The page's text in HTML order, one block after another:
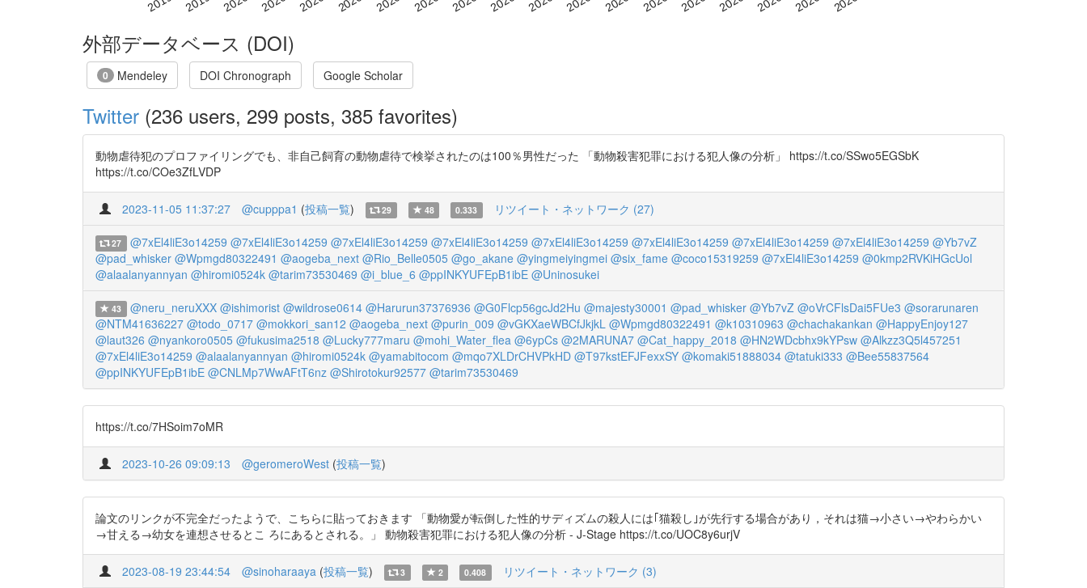
外部データベース (DOI)
0 Mendeley DOI Chronograph Google Scholar
Twitter (236 users, 299 posts, 385 favorites)
動物虐待犯のプロファイリングでも、非自己飼育の動物虐待で検挙されたのは100％男性だった 「動物殺害犯罪における犯人像の分析」 https://t.co/SSwo5EGSbK
https://t.co/COe3ZfLVDP
2023-11-05 11:37:27 @cupppa1 (投稿一覧) 29 48 0.333 リツイート・ネットワーク (27)
27 @7xEl4liE3o14259 @7xEl4liE3o14259 @7xEl4liE3o14259 @7xEl4liE3o14259 @7xEl4liE3o14259 @7xEl4liE3o14259 @7xEl4liE3o14259 @7xEl4liE3o14259 @Yb7vZ
@pad_whisker @Wpmgd80322491 @aogeba_next @Rio_Belle0505 @go_akane @yingmeiyingmei @six_fame @coco15319259 @7xEl4liE3o14259 @0kmp2RVKiHGcUol
@alaalanyannyan @hiromi0524k @tarim73530469 @i_blue_6 @ppINKYUFEpB1ibE @Uninosukei
43 @neru_neruXXX @ishimorist @wildrose0614 @Harurun37376936 @G0Flcp56gcJd2Hu @majesty30001 @pad_whisker @Yb7vZ @oVrCFlsDai5FUe3 @sorarunaren
@NTM41636227 @todo_0717 @mokkori_san12 @aogeba_next @purin_009 @vGKXaeWBCfJkjkL @Wpmgd80322491 @k10310963 @chachakankan @HappyEnjoy127
@laut326 @nyankoro0505 @fukusima2518 @Lucky777maru @mohi_Water_flea @6ypCs @2MARUNA7 @Cat_happy_2018 @HN2WDcbhx9kYPsw @Alkzz3Q5l457251
@7xEl4liE3o14259 @alaalanyannyan @hiromi0524k @yamabitocom @mqo7XLDrCHVPkHD @T97kstEFJFexxSY @komaki51888034 @tatuki333 @Bee55837564
@ppINKYUFEpB1ibE @CNLMp7WwAFtT6nz @Shirotokur92577 @tarim73530469
https://t.co/7HSoim7oMR
2023-10-26 09:09:13 @geromeroWest (投稿一覧)
論文のリンクが不完全だったようで、こちらに貼っておきます 「動物愛が転倒した性的サディズムの殺人には｢猫殺し｣が先行する場合があり，それは猫→小さい→やわらかい
→甘える→幼女を連想させるとこ ろにあるとされる。」 動物殺害犯罪における犯人像の分析 - J-Stage https://t.co/UOC8y6urjV
2023-08-19 23:44:54 @sinoharaaya (投稿一覧) 3 2 0.408 リツイート・ネットワーク (3)